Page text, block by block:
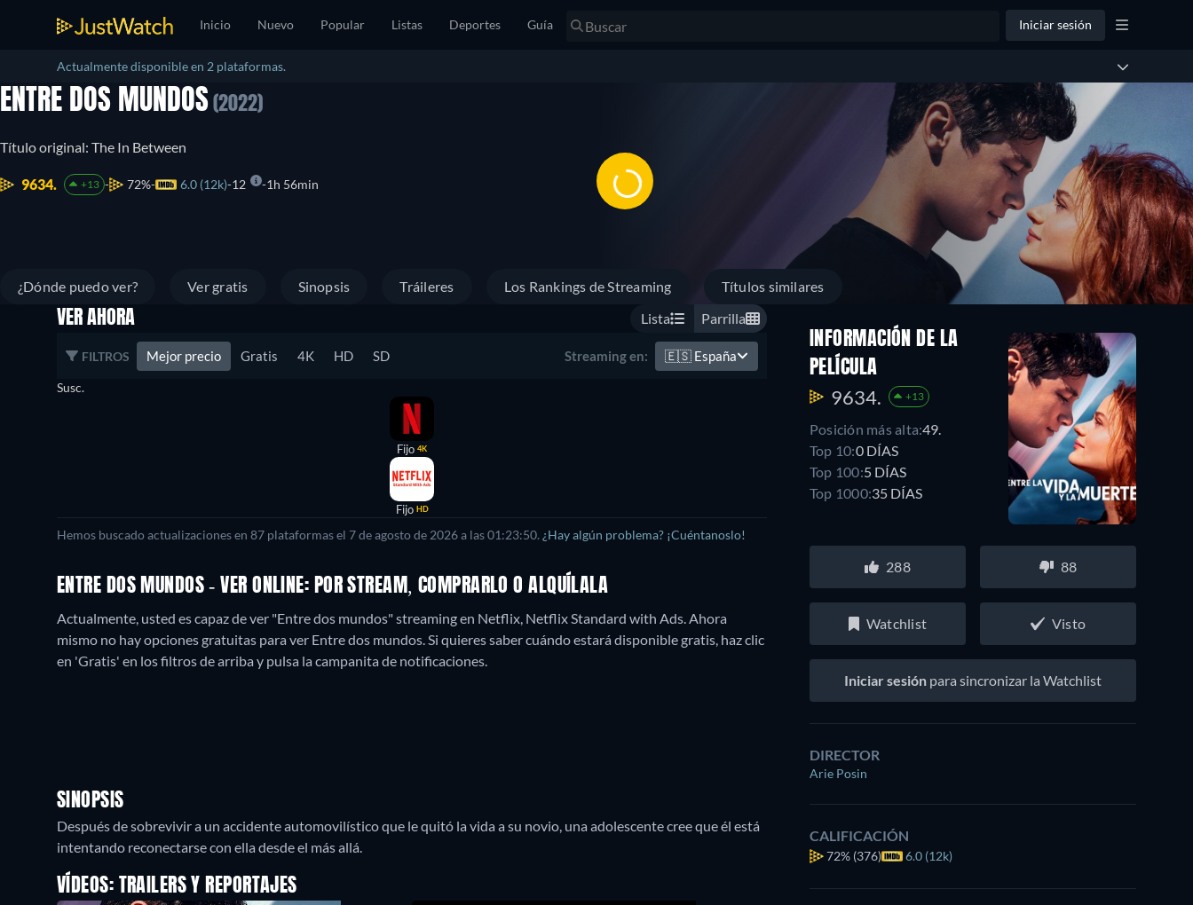
Inicio Nuevo Popular Listas Deportes Guía Iniciar sesión
Actualmente disponible en 2 plataformas.
ENTRE DOS MUNDOS (2022)
Título original: The In Between
9634. +13 72% 6.0 (12k) 12 1h 56min
¿Dónde puedo ver? Ver gratis Sinopsis Tráileres Los Rankings de Streaming Títulos similares
VER AHORA Lista Parrilla
FILTROS Mejor precio Gratis 4K HD SD Streaming en: 🇪🇸 España
Susc.
Fijo 4K
Fijo HD
Hemos buscado actualizaciones en 87 plataformas el 7 de agosto de 2026a las01:23:50. ¿Hay algún problema? ¡Cuéntanoslo!
ENTRE DOS MUNDOS - VER ONLINE: POR STREAM, COMPRARLO O ALQUÍLALA
Actualmente, usted es capaz de ver "Entre dos mundos" streaming en Netflix, Netflix Standard with Ads.Ahora
mismo no hay opciones gratuitas para ver Entre dos mundos. Si quieres saber cuándo estará disponible gratis, haz clic
en 'Gratis' en los filtros de arriba y pulsa la campanita de notificaciones.
SINOPSIS
Después de sobrevivir a un accidente automovilístico que le quitó la vida a su novio, una adolescente cree que él está
intentando reconectarse con ella desde el más allá.
VÍDEOS: TRAILERS Y REPORTAJES
INFORMACIÓN DE LA
PELÍCULA
9634. +13
Posición más alta:49.
Top 10:0 DÍAS
Top 100:5 DÍAS
Top 1000:35 DÍAS
288 88
Watchlist Visto
Iniciar sesión para sincronizar la Watchlist
DIRECTOR
Arie Posin
CALIFICACIÓN
72% (376) 6.0 (12k)